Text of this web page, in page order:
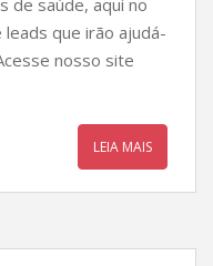
de saúde, aqui no
que irão ajudá-
nosso site
LEIA MAIS